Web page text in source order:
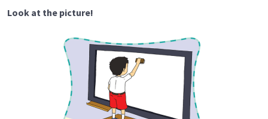
Look at the picture!